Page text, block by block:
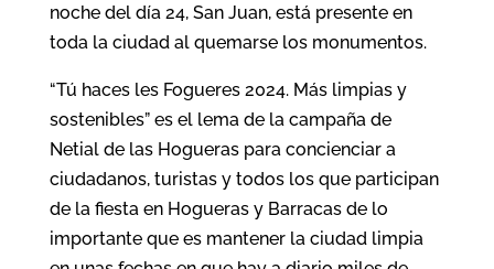
noche del día 24, San Juan, está presente en
toda la ciudad al quemarse los monumentos.
“Tú haces les Fogueres 2024. Más limpias y
sostenibles” es el lema de la campaña de
Netial de las Hogueras para concienciar a
ciudadanos, turistas y todos los que participan
de la fiesta en Hogueras y Barracas de lo
importante que es mantener la ciudad limpia